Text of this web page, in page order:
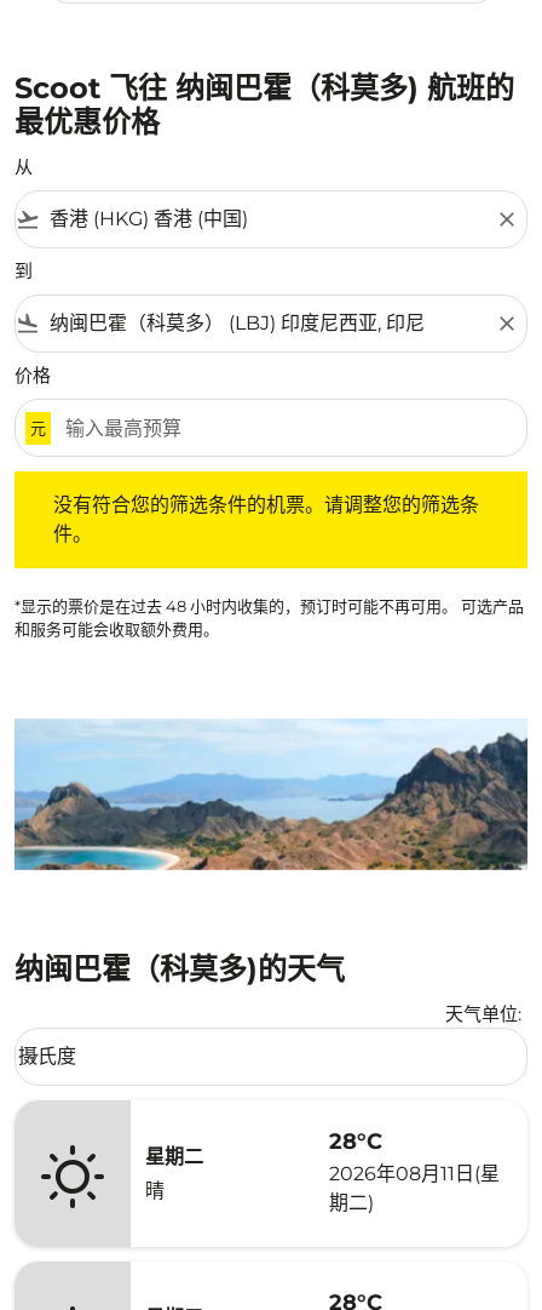
Scoot 飞往 纳闽巴霍（科莫多) 航班的
最优惠价格
从
flight_takeoff close
到
flight_land close
价格
元
没有符合您的筛选条件的机票。请调整您的筛选条
件。
*显示的票价是在过去 48 小时内收集的，预订时可能不再可用。 可选产品
和服务可能会收取额外费用。
纳闽巴霍（科莫多)的天气
天气单位:
Weather unit option 摄氏度 Selected
摄氏度
keyboard_arrow_down
星期二
晴
28°C
2026年08月11日(星
期二)
28°C